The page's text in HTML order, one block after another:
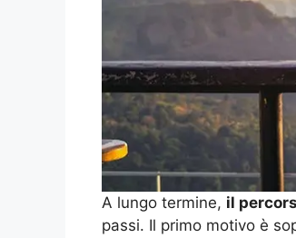
A lungo termine, il
passi. Il primo motivo è